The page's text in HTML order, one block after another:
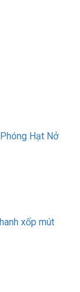
Hạt Nở
xốp mút